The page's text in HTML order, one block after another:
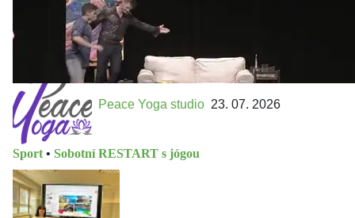
Peace Yoga studio 23. 07. 2026
Sport • Sobotní RESTART s jógou